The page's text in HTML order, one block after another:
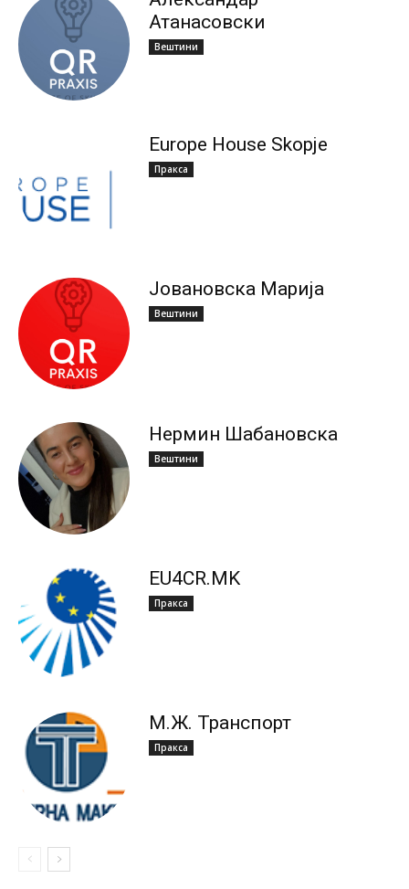
Атанасовски
Вештини
Europe House Skopje
Пракса
Јовановска Марија
Вештини
Нермин Шабановска
Вештини
ЕU4CR.MK
Пракса
М.Ж. Транспорт
Пракса